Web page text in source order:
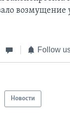
возмущение
Follow
Новости